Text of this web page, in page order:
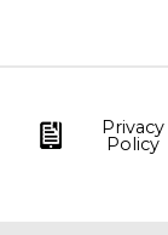
Privacy
Policy